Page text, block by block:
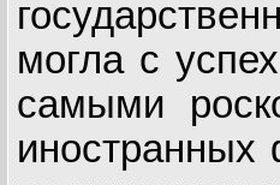
могла с
самыми